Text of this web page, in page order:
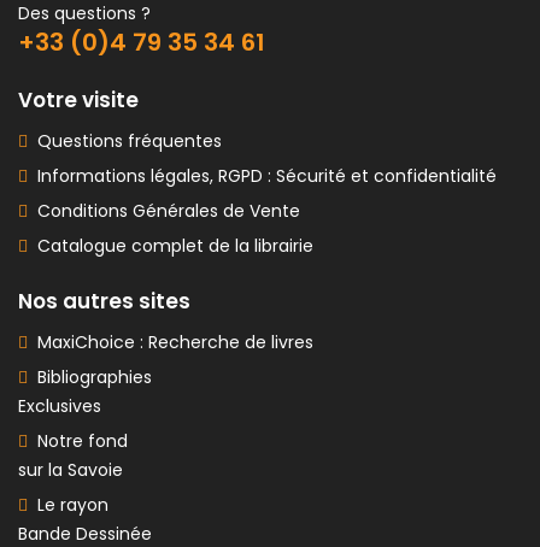
Des questions ?
+33 (0)4 79 35 34 61
Votre visite
Questions fréquentes
Informations légales, RGPD : Sécurité et confidentialité
Conditions Générales de Vente
Catalogue complet de la librairie
Nos autres sites
MaxiChoice : Recherche de livres
Bibliographies
Exclusives
Notre fond
sur la Savoie
Le rayon
Bande Dessinée